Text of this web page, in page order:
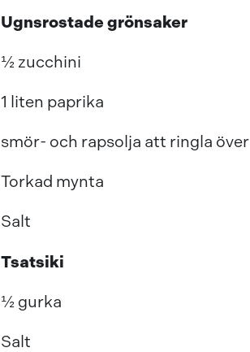
Ugnsrostade grönsaker
½ zucchini
1 liten paprika
smör- och rapsolja att ringla över
Torkad mynta
Salt
Tsatsiki
½ gurka
Salt